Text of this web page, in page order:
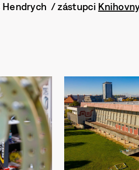
Hendrych / zástupci